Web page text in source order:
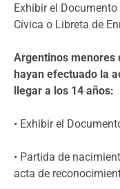
Exhibir el
Cívica o Libreta de
Argentinos menores
hayan efectuado la
llegar a los 14 años:
• Exhibir el
• Partida de
acta de